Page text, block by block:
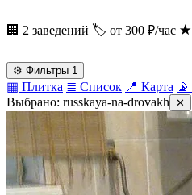
🏢 2 заведений 🏷 от 300 ₽/час ★
⚙ Фильтры 1
▦ Плитка ≣ Список 📍 Карта 📡
Выбрано: russkaya-na-drovakh ✕